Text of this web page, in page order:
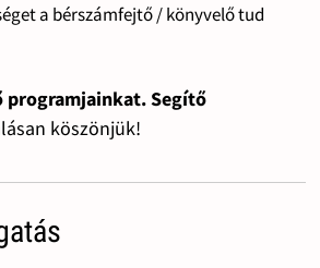
a bérszámfejtő / könyvelő tud
programjainkat. Segítő
köszönjük!